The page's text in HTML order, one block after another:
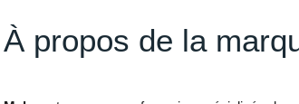
À propos de la